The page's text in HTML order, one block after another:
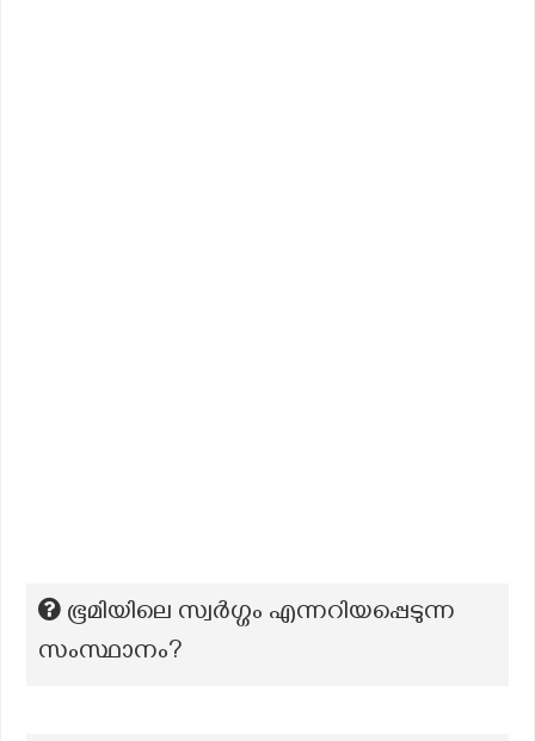
ഭൂമിയിലെ സ്വർഗ്ഗം എന്നറിയപ്പെടുന്ന
സംസ്ഥാനം?